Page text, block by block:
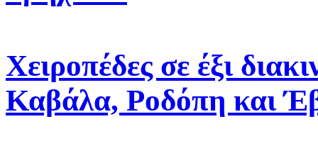
Χειροπέδες σε έξι
Καβάλα, Ροδόπη και